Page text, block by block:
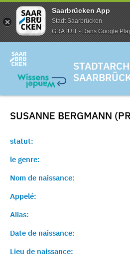
Saarbrücken App
Stadt Saarbrücken
GRATUIT - Dans Google
SUSANNE BERGMANN
statut:
le genre:
Nom de naissance:
Appelé:
Alias:
Date de naissance:
Lieu de naissance: